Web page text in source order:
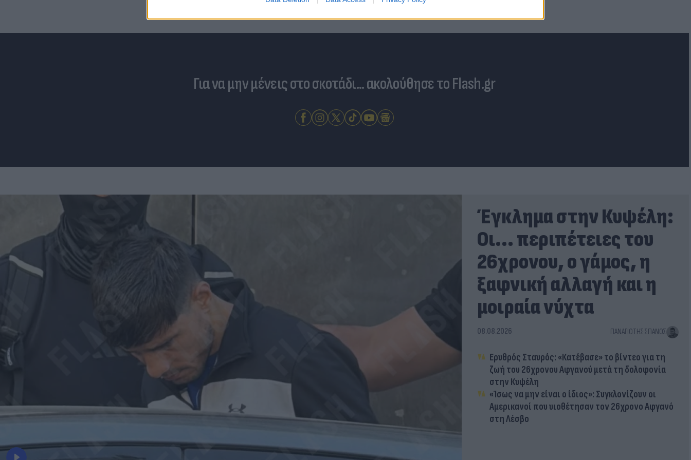
Για να μην μένεις στο σκοτάδι... ακολούθησε το Flash.gr
Έγκλημα στην Κυψέλη:
Οι... περιπέτειες του
26χρονου, ο γάμος, η
ξαφνική αλλαγή και η
μοιραία νύχτα
08.08.2026 ΠΑΝΑΓΙΏΤΗΣ ΣΠΑΝΌΣ
Ερυθρός Σταυρός: «Κατέβασε» το βίντεο για τη
ζωή του 26χρονου Αφγανού μετά τη δολοφονία
στην Κυψέλη
«Ίσως να μην είναι ο ίδιος»: Συγκλονίζουν οι
Αμερικανοί που υιοθέτησαν τον 26χρονο Αφγανό
στη Λέσβο